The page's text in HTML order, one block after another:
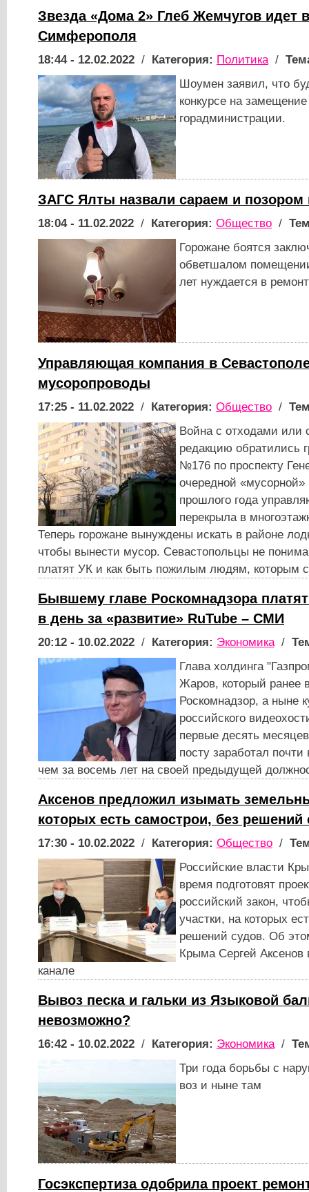
Звезда «Дома 2» Глеб Жемчугов идет
Симферополя
18:44 - 12.02.2022 / Категория: Политика/
Шоумен заявил, что
конкурсе на
горадминистрации.
ЗАГС Ялты назвали сараем и позором
18:04 - 11.02.2022 / Категория: Общество /
Горожане боятся
обветшалом
лет нуждается в
Управляющая компания в
мусоропроводы
17:25 - 11.02.2022 / Категория: Общество /
Война с отходами или
редакцию обратились
№176 по проспекту
очередной
прошлого года
перекрыла в
Теперь горожане вынуждены искать в районе
чтобы вынести мусор. Севастопольцы не
платят УК и как быть пожилым людям, которым
Бывшему главе Роскомнадзора
в день за «развитие» RuTube – СМИ
20:12 - 10.02.2022 / Категория: Экономика/
Глава холдинга
Жаров, который ранее
Роскомнадзор, а ныне
российского
первые десять
посту заработал
чем за восемь лет на своей предыдущей
Аксенов предложил изымать
которых есть самострои, без решений
17:30 - 10.02.2022 / Категория: Общество /
Российские власти
время подготовят
российский закон,
участки, на которых
решений судов. Об
Крыма Сергей Аксенов
канале
Вывоз песка и гальки из Языковой
невозможно?
16:42 - 10.02.2022 / Категория: Экономика/
Три года борьбы с
воз и ныне там
Госэкспертиза одобрила проект